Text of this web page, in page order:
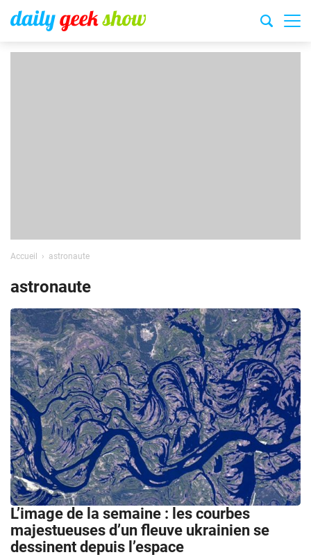
Accueil astronaute
astronaute
L’image de la semaine : les courbes
majestueuses d’un fleuve ukrainien se
dessinent depuis l’espace